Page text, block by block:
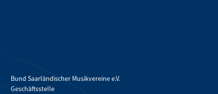
Bund Saarländischer Musikvereine e.V.
Geschäftsstelle